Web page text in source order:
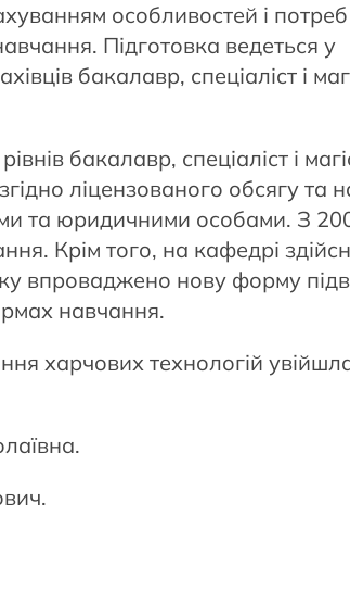
особливостей і потреб
Підготовка ведеться у
бакалавр, спеціаліст і
бакалавр, спеціаліст і
ліцензованого обсягу та
та юридичними особами. З
Крім того, на кафедрі
впроваджено нову форму
навчання.
харчових технологій